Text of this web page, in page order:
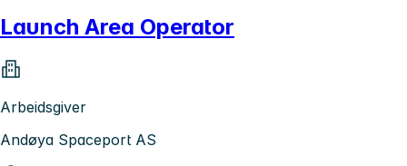
Launch Area Operator
Arbeidsgiver
Andøya Spaceport AS